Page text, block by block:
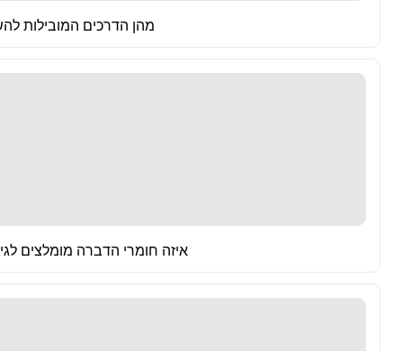
מהן הדרכים המובילות
איזה חומרי הדברה מומלצים